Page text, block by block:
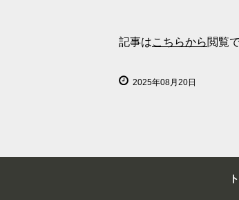
記事はこちらから閲覧
2025年08月20日